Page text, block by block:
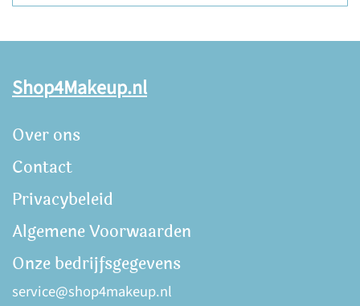
Shop4Makeup.nl
Over ons
Contact
Privacybeleid
Algemene Voorwaarden
Onze bedrijfsgegevens
service@shop4makeup.nl